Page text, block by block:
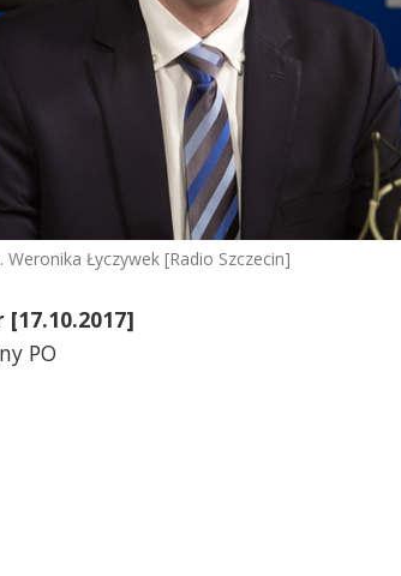
Weronika Łyczywek [Radio Szczecin]
[17.10.2017]
PO